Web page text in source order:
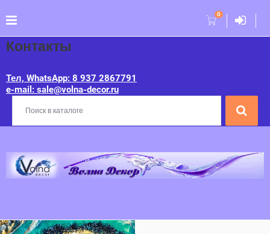
0
Контакты
Тел, WhatsApp: 8 937 2867791
e-mail: sale@volna-decor.ru